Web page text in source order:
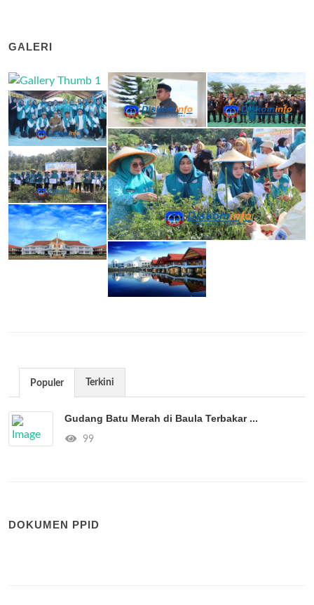
GALERI
Populer Terkini
Gudang Batu Merah di Baula Terbakar ...
99
DOKUMEN PPID